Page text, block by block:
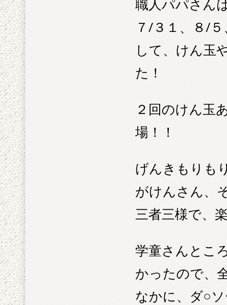
職人パパさん
７/３１、８/
して、けん玉
た！
２回のけん玉
場！！
げんきもりも
がけんさん、
三者三様で、
学童さんとこ
かったので、
なかに、ダ○